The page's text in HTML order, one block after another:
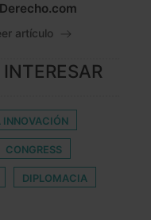
artículo
INNOVACIÓN
CONGRESS
DIPLOMACIA